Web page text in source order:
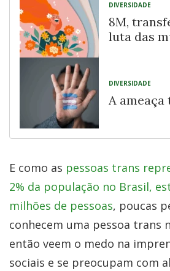
DIVERSIDADE
8M,
luta das
DIVERSIDADE
A ameaça
E como as pessoas trans
2% da população no Brasil,
milhões de pessoas, poucas
conhecem uma pessoa trans
então veem o medo na
sociais e se preocupam com